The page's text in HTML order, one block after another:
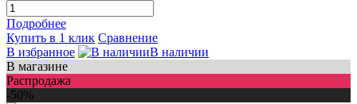
Подробнее
Купить в 1 клик Сравнение
В избранное
В наличии
В магазине
Распродажа
-50%